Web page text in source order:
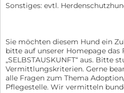
Sonstiges: evtl.
Sie möchten diesem Hund ein
bitte auf unserer Homepage das
„SELBSTAUSKUNFT“ aus. Bitte
Vermittlungskriterien. Gerne
alle Fragen zum Thema
Pflegestelle. Wir vermitteln